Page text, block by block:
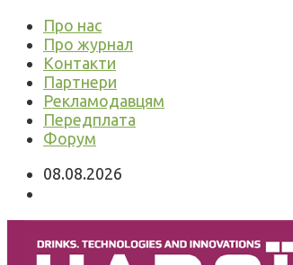
Про нас
Про журнал
Контакти
Партнери
Рекламодавцям
Передплата
Форум
08.08.2026